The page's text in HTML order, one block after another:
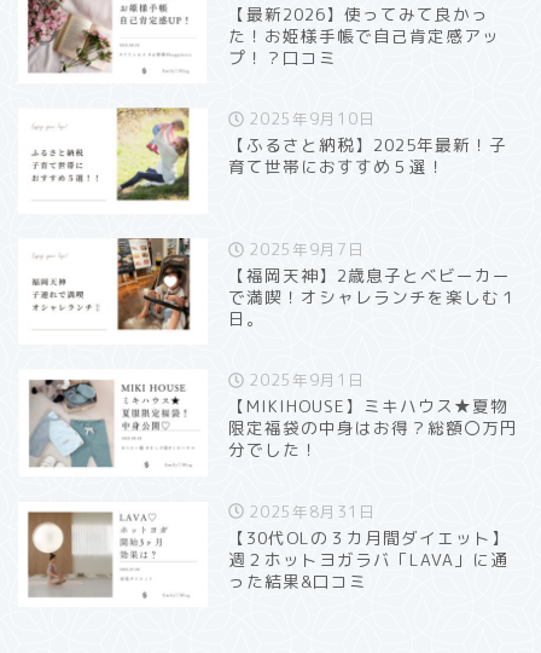
【最新2026】使ってみて良かっ
た！お姫様手帳で自己肯定感アッ
プ！？口コミ
2025年9月10日
【ふるさと納税】2025年最新！子
育て世帯におすすめ５選！
2025年9月7日
【福岡天神】2歳息子とベビーカー
で満喫！オシャレランチを楽しむ１
日。
2025年9月1日
【MIKIHOUSE】ミキハウス★夏物
限定福袋の中身はお得？総額〇万円
分でした！
2025年8月31日
【30代OLの３カ月間ダイエット】
週２ホットヨガラバ「LAVA」に通
った結果&口コミ